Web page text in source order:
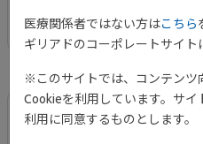
ジセレカの解説動画を掲載し
ジセレカ解説
医療関係者ではない方はこちら
ギリアドのコーポレートサイト
※このサイトでは、コンテンツ
Cookieを利用しています。サ
利用に同意するものとします。